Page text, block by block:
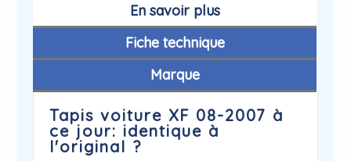
En savoir plus
Fiche technique
Marque
Tapis voiture XF 08-2007 à
ce jour: identique à
l'original ?